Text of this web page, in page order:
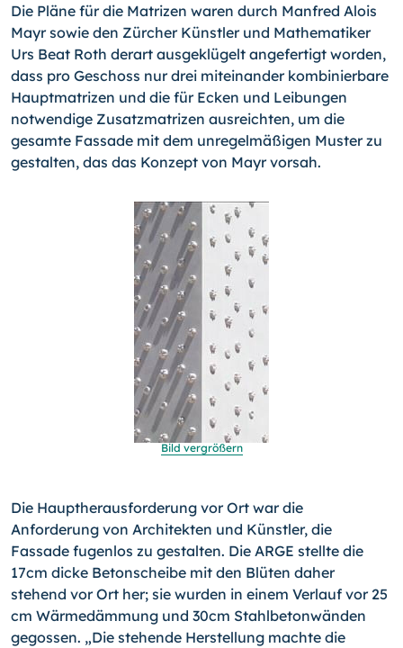
Die Pläne für die Matrizen waren durch Manfred Alois
Mayr sowie den Zürcher Künst­ler und Mathematiker
Urs Beat Roth derart ausgeklügelt angefertigt worden,
dass pro Geschoss nur drei miteinander kombinierbare
Hauptmatrizen und die für Ecken und Lei­bungen
notwendige Zusatzmatrizen ausreichten, um die
gesamte Fassade mit dem unregelmäßigen Muster zu
gestalten, das das Konzept von Mayr vorsah.
Bild vergrößern
Die Hauptherausforderung vor Ort war die
Anforderung von Architekten und Künstler, die
Fassade fugenlos zu gestalten. Die ARGE stellte die
17cm dicke Betonscheibe mit den Blüten daher
stehend vor Ort her; sie wurden in einem Verlauf vor 25
cm Wärmedämmung und 30cm Stahlbetonwänden
gegossen. „Die stehende Herstellung machte die